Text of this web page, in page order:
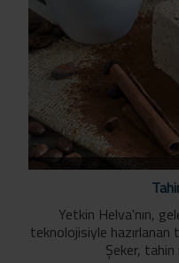
Yetkin Helva'nın,
teknolojisiyle hazırlanan
Şeker, tahin